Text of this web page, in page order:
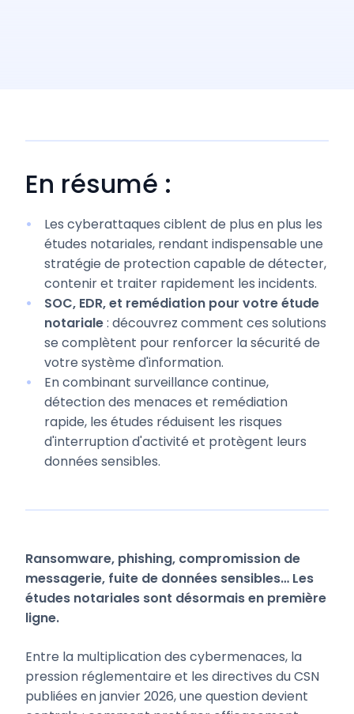
En résumé :
Les cyberattaques ciblent de plus en plus les
études notariales, rendant indispensable une
stratégie de protection capable de détecter,
contenir et traiter rapidement les incidents.
SOC, EDR, et remédiation pour votre étude
notariale: découvrez comment ces solutions
se complètent pour renforcer la sécurité de
votre système d'information.
En combinant surveillance continue,
détection des menaces et remédiation
rapide, les études réduisent les risques
d'interruption d'activité et protègent leurs
données sensibles.
Ransomware, phishing, compromission de
messagerie, fuite de données sensibles… Les
études notariales sont désormais en première
ligne.
Entre la multiplication des cybermenaces, la
pression réglementaire et les directives du CSN
publiées en janvier 2026, une question devient